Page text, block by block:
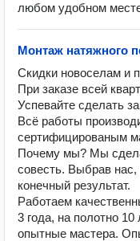
любом удобном
Монтаж натяжного
Скидки новоселам и
При заказе всей
Успевайте сделать
Всё работы
сертифицированым
Почему мы? Мы
совесть. Выбрав
конечный результат.
Работаем
3 года, на полотно
опытные мастера.